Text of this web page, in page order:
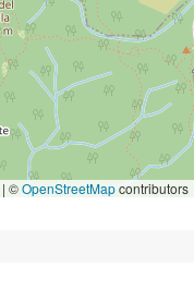
| ©OpenStreetMapcontributors